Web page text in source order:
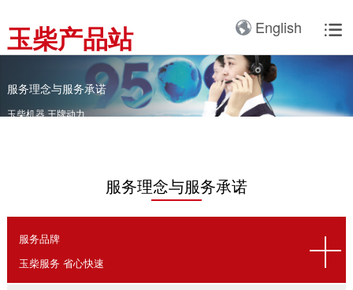
玉柴产品站 
English
产品与解决方案
卡车动力
客车动力
工程机械动力
农业装备动力
新能源动力
工业动力
整车
发电系统
产品3D展厅
全球服务支持
全球服务网络
服务理念
配件真伪查询
玉柴已在全球拥有完善服
全球服务网络
国内服务网络
海外服务网络
服务理念
服务理念与服务承诺
服务政策
我们的公司
关于我们
研发实力
广西玉柴机器集团有限公
司始建于1951年，是一
家以动力系统为圆心、实
施同心多元化发展的国有
大型企业集团。公司旗下
服务理念与服务承诺
玉柴机器 王牌动力
服务理念与服务承诺
服务品牌
玉柴服务 省心快速